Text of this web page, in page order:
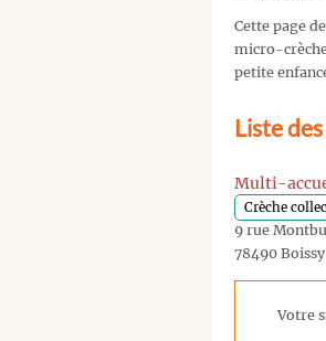
Cette page
micro-
petite
Liste
Multi-
Crèche
9 rue
78490
Votre